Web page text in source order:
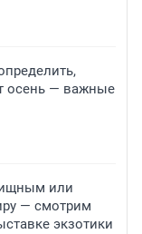
осень — важные
или
— смотрим
экзотики